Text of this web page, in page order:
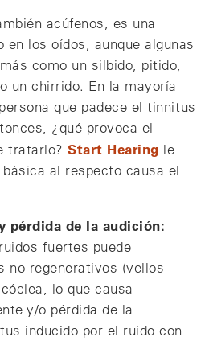
acúfenos, es una
en los oídos, aunque algunas
como un silbido, pitido,
un chirrido. En la mayoría
que padece el tinnitus
¿qué provoca el
tratarlo?Start Hearing le
al respecto causa el
pérdida de la audición:
fuertes puede
no regenerativos (vellos
lo que causa
y/o pérdida de la
inducido por el ruido con